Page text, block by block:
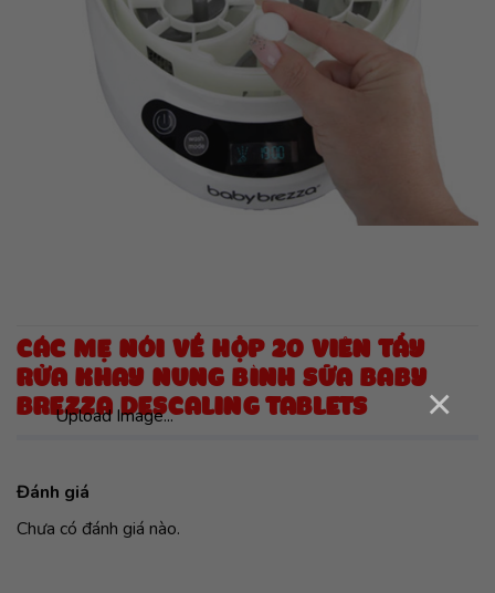
Upload Image... ×
CÁC MẸ NÓI VỀ HỘP 20 VIÊN TẨY
RỬA KHAY NUNG BÌNH SỮA BABY
BREZZA DESCALING TABLETS
Đánh giá
Chưa có đánh giá nào.